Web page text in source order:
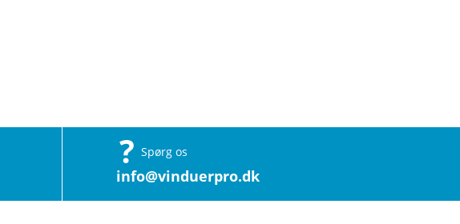
Spørg os
info@vinduerpro.dk